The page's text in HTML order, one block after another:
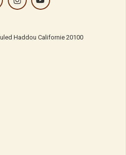
Haddou Californie 20100